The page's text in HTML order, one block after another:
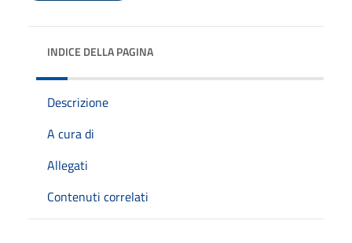
INDICE DELLA PAGINA
Descrizione
A cura di
Allegati
Contenuti correlati